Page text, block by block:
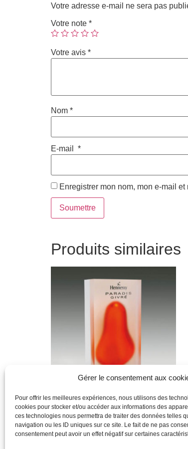
Gérer le consentement aux
Pour offrir les meilleures expériences, nous utilisons des
cookies pour stocker et/ou accéder aux informations des
ces technologies nous permettra de traiter des données telles
navigation ou les ID uniques sur ce site. Le fait de ne pas
consentement peut avoir un effet négatif sur certaines
Votre adresse e-mail ne sera pas
Votre note *
Votre avis *
Nom *
E-mail *
Enregistrer mon nom, mon e-mail
Produits similaires
Produit
Lire la suite